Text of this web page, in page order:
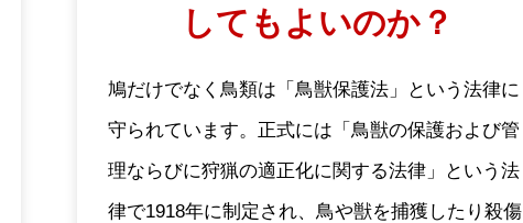
してもよいのか？
鳩だけでなく鳥類は「鳥獣保護法」という法律に
守られています。正式には「鳥獣の保護および管
理ならびに狩猟の適正化に関する法律」という法
律で1918年に制定され、鳥や獣を捕獲したり殺傷